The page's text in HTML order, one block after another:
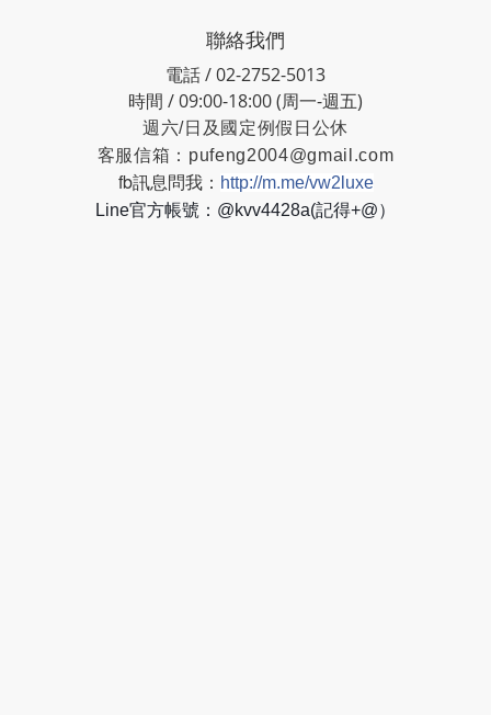
聯絡我們
電話 / 02-2752-5013
時間 / 09:00-18:00 (周一-週五)
週六/日及國定例假日公休
客服信箱： pufeng2004@gmail.com
fb訊息問我： http://m.me/vw2luxe
Line官方帳號：@kvv4428a(記得+@）